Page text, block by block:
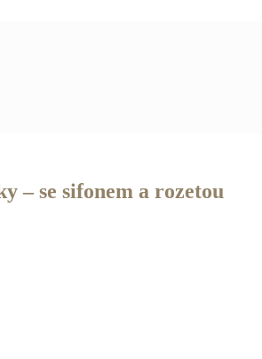
– se sifonem a rozetou